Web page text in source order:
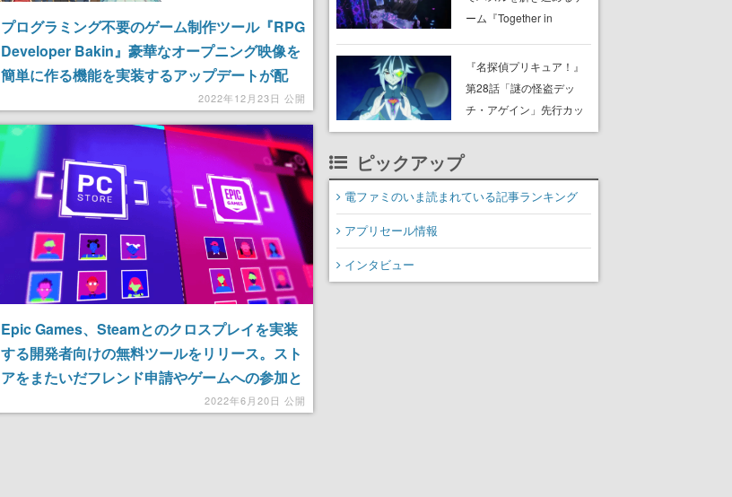
プログラミング不要のゲーム制作ツール『RPG
Developer Bakin』豪華なオープニング映像を
簡単に作る機能を実装するアップデートが配
信。製品版が10%オフで購入できるセールも開
催中
2022年12月23日 公開
Epic Games、Steamとのクロスプレイを実装
する開発者向けの無料ツールをリリース。スト
アをまたいだフレンド申請やゲームへの参加と
いった機能を手軽に実装できるように2022年6月20日 公開
ーム『Together in
8月8日Steamでリリー
ス。時に忘れ去られた世
界の古代洞窟を舞台に、4
『名探偵プリキュア！』
第28話「謎の怪盗デッ
チ・アゲイン」先行カッ
ト解禁。泣きぼくろにモ
ピックアップ
電ファミのいま読まれている記事ランキング
アプリセール情報
インタビュー